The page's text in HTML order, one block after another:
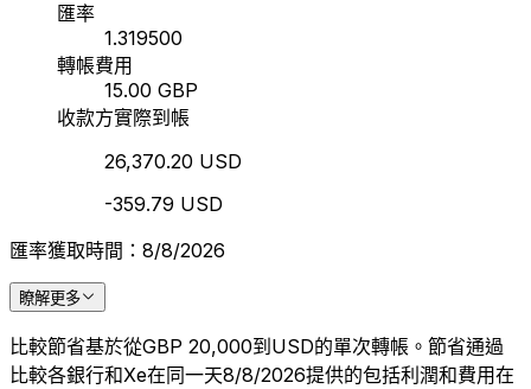
匯率
1.319500
轉帳費用
15.00 GBP
收款方實際到帳
26,370.20 USD
-359.79 USD
匯率獲取時間：8/8/2026
瞭解更多
比較節省基於從GBP 20,000到USD的單次轉帳。節省通過
比較各銀行和Xe在同一天8/8/2026提供的包括利潤和費用在